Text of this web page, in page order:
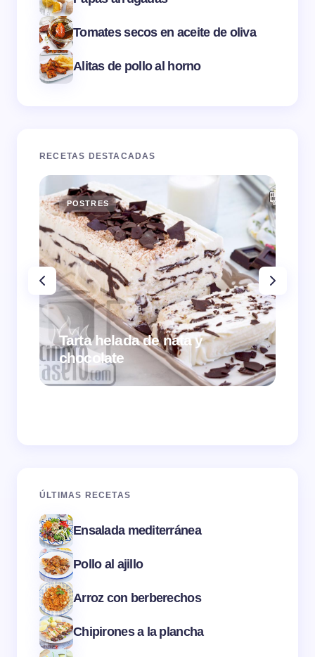
Tomates secos en aceite de oliva
Alitas de pollo al horno
RECETAS DESTACADAS
POSTRES
Tarta helada de nata y
chocolate
ÚLTIMAS RECETAS
Ensalada mediterránea
Pollo al ajillo
Arroz con berberechos
Chipirones a la plancha